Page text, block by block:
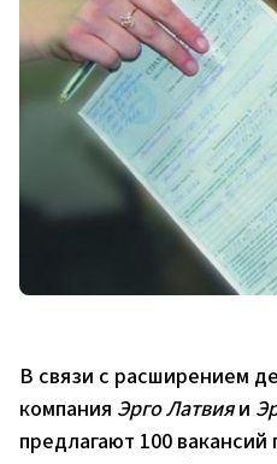
В связи с расширением
компания Эрго Латвияи
предлагают 100 вакансий